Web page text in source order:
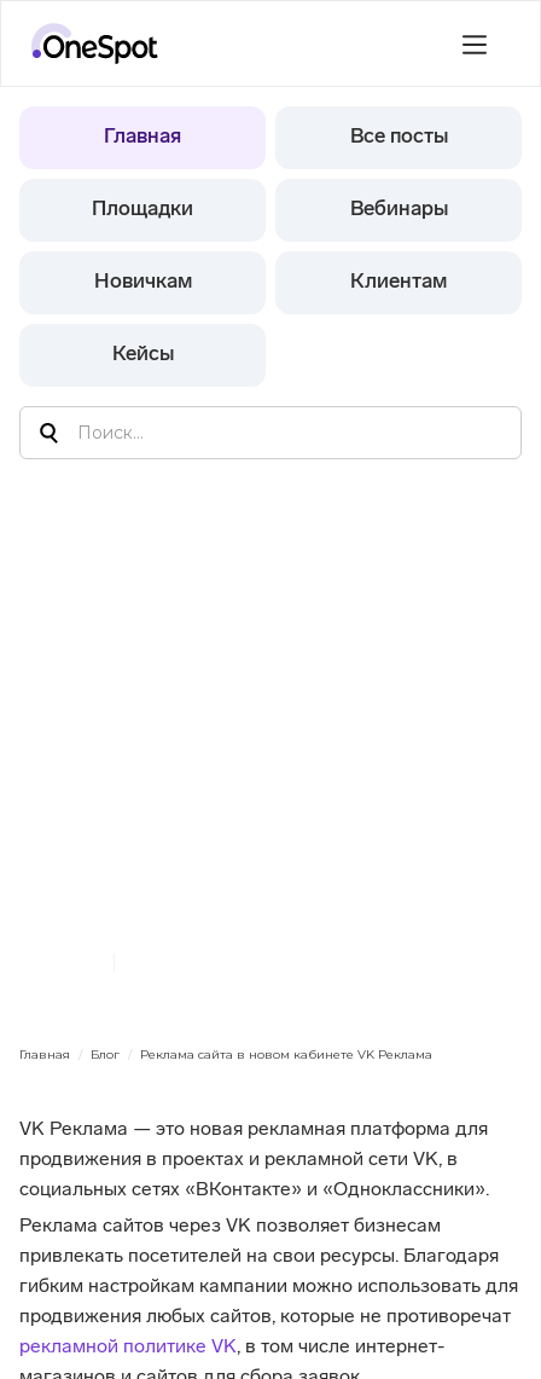
Главная Все посты
Площадки Вебинары
Новичкам Клиентам
Кейсы
Главная / Блог / Реклама сайта в новом кабинете VK Реклама
VK Реклама — это новая рекламная платформа для
продвижения в проектах и рекламной сети VK, в
социальных сетях «ВКонтакте» и «Одноклассники».
Реклама сайтов через VK позволяет бизнесам
привлекать посетителей на свои ресурсы. Благодаря
гибким настройкам кампании можно использовать для
продвижения любых сайтов, которые не противоречат
рекламной политике VK, в том числе интернет-